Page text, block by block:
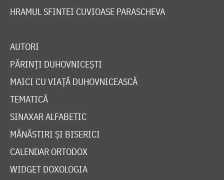
HRAMUL SFINTEI CUVIOASE PARASCHEVA
AUTORI
PĂRINȚI DUHOVNICEȘTI
MAICI CU VIAȚĂ DUHOVNICEASCĂ
TEMATICĂ
SINAXAR ALFABETIC
MĂNĂSTIRI ȘI BISERICI
CALENDAR ORTODOX
WIDGET DOXOLOGIA